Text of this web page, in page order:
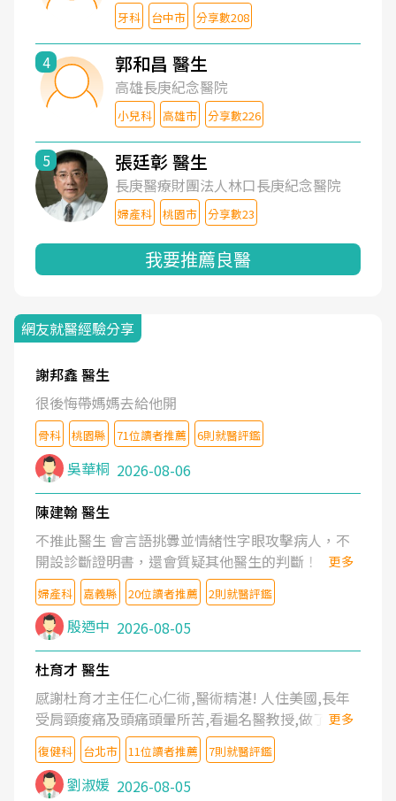
牙科 台中市 分享數208
4 郭和昌 醫生
高雄長庚紀念醫院
小兒科 高雄市 分享數226
5 張廷彰 醫生
長庚醫療財團法人林口長庚紀念醫院
婦產科 桃園市 分享數23
我要推薦良醫
網友就醫經驗分享
謝邦鑫 醫生
很後悔帶媽媽去給他開
骨科 桃園縣 71位讀者推薦 6則就醫評鑑
吳華桐 2026-08-06
陳建翰 醫生
不推此醫生 會言語挑釁並情緒性字眼攻擊病人，不
開設診斷證明書，還會質疑其他醫生的判斷！
更多
婦產科 嘉義縣 20位讀者推薦 2則就醫評鑑
殷迺中 2026-08-05
杜育才 醫生
感謝杜育才主任仁心仁術,醫術精湛! 人住美國,長年
受肩頸痠痛及頭痛頭暈所苦,看遍名醫教授,做了各種
檢查,也嘗試過西醫打針,中醫針灸及物理徒手治療都
沒有用,後來連吃到嗎啡類止痛藥都效果有限,只是壓
症狀,沒多久就痛起來,多年失眠嚴重影響生活品質.
更多
復健科 台北市 11位讀者推薦 7則就醫評鑑
劉淑媛 2026-08-05